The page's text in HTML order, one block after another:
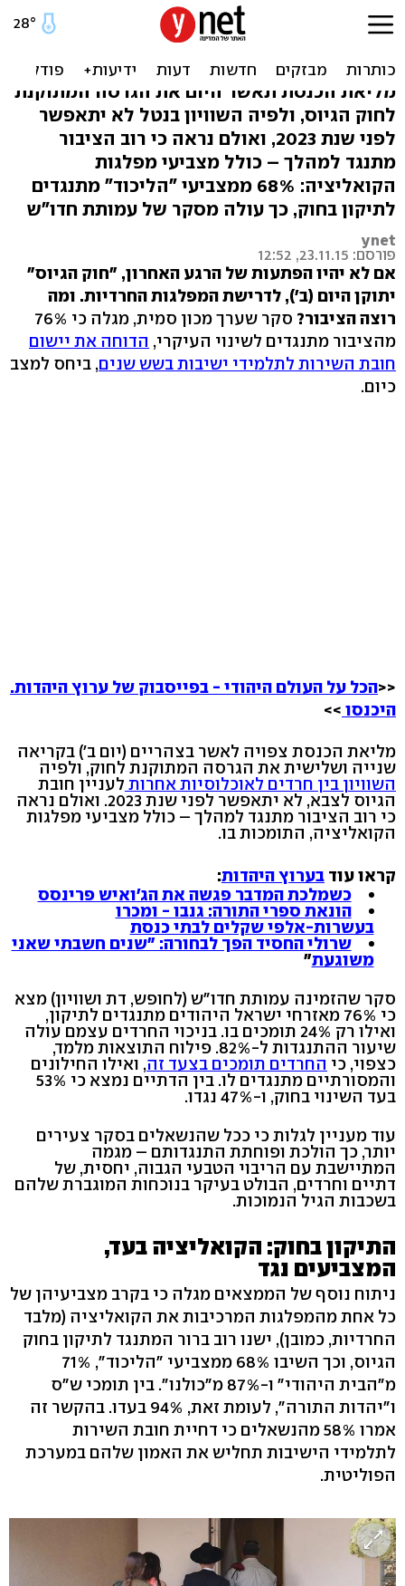
76% מהיהודים: מתנגדים
לחוק הגיוס החדש
מליאת הכנסת תאשר היום את הגרסה המתוקנת
לחוק הגיוס, ולפיה השוויון בנטל לא יתאפשר
לפני שנת 2023, ואולם נראה כי רוב הציבור
מתנגד למהלך – כולל מצביעי מפלגות
הקואליציה: 68% ממצביעי "הליכוד" מתנגדים
לתיקון בחוק, כך עולה מסקר של עמותת חדו"ש
ynet
פורסם: 23.11.15, 12:52
אם לא יהיו הפתעות של הרגע האחרון, "חוק הגיוס"
יתוקן היום (ב'), לדרישת המפלגות החרדיות. ומה
רוצה הציבור?
סקר שערך מכון סמית, מגלה כי 76%
מהציבור מתנגדים לשינוי העיקרי, הדוחה את יישום
חובת השירות לתלמידי ישיבות בשש שנים, ביחס למצב
כיום.
<<הכל על העולם היהודי - בפייסבוק של ערוץ היהדות.
היכנסו >>
מליאת הכנסת צפויה לאשר בצהריים (יום ב') בקריאה
שנייה ושלישית את הגרסה המתוקנת לחוק, ולפיה
השוויון בין חרדים לאוכלוסיות אחרות לעניין חובת
הגיוס לצבא, לא יתאפשר לפני שנת 2023. ואולם נראה
כי רוב הציבור מתנגד למהלך – כולל מצביעי מפלגות
הקואליציה, התומכות בו.
קראו עוד בערוץ היהדות:
כשמלכת המדבר פגשה את הג'ואיש פרינסס
הונאת ספרי התורה: גנבו - ומכרו
בעשרות-אלפי שקלים לבתי כנסת
שרולי החסיד הפך לבחורה: "שנים חשבתי שאני
משוגעת"
סקר שהזמינה עמותת חדו"ש (לחופש, דת ושוויון) מצא
כי 76% מאזרחי ישראל היהודים מתנגדים לתיקון,
ואילו רק 24% תומכים בו. בניכוי החרדים עצמם עולה
שיעור ההתנגדות ל-82%. פילוח התוצאות מלמד,
כצפוי, כי החרדים תומכים בצעד זה, ואילו החילונים
והמסורתיים מתנגדים לו. בין הדתיים נמצא כי 53%
בעד השינוי בחוק, ו-47% נגדו.
עוד מעניין לגלות כי ככל שהנשאלים בסקר צעירים
יותר, כך הולכת ופוחתת התנגדותם – מגמה
המתיישבת עם הריבוי הטבעי הגבוה, יחסית, של
דתיים וחרדים, הבולט בעיקר בנוכחות המוגברת שלהם
בשכבות הגיל הנמוכות.
התיקון בחוק: הקואליציה בעד,
המצביעים נגד
ניתוח נוסף של הממצאים מגלה כי בקרב מצביעיהן של
כל אחת מהמפלגות המרכיבות את הקואליציה (מלבד
החרדיות, כמובן), ישנו רוב ברור המתנגד לתיקון בחוק
הגיוס, וכך השיבו 68% ממצביעי "הליכוד", 71%
מ"הבית היהודי" ו-87% מ"כולנו". בין תומכי ש"ס
ו"יהדות התורה", לעומת זאת, 94% בעדו. בהקשר זה
אמרו 58% מהנשאלים כי דחיית חובת השירות
לתלמידי הישיבות תחליש את האמון שלהם במערכת
הפוליטית.